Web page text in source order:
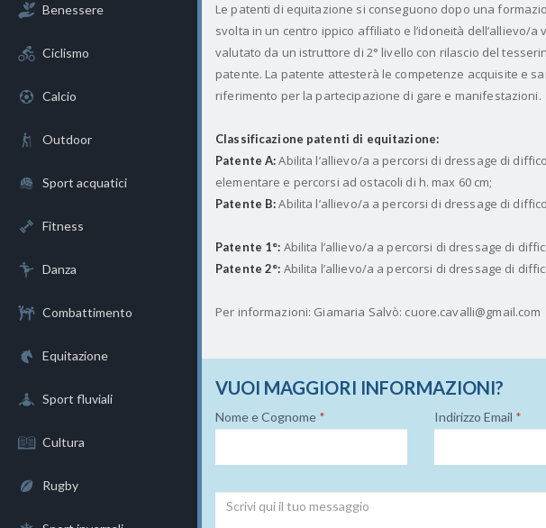
Benessere
Ciclismo
Calcio
Outdoor
Sport acquatici
Fitness
Danza
Combattimento
Equitazione
Sport fluviali
Cultura
Rugby
Le patenti di equitazione si conseguono dopo una
svolta in un centro ippico affiliato e l’idoneità dell’allievo/a
valutato da un istruttore di 2° livello con rilascio del
patente. La patente attesterà le competenze acquisite e
riferimento per la partecipazione di gare e manifestazioni.
Classificazione patenti di equitazione:
Patente A:Abilita l’allievo/a a percorsi di dressage di
elementare e percorsi ad ostacoli di h. max 60 cm;
Patente B:Abilita l’allievo/a a percorsi di dressage di
Patente 1°: Abilita l’allievo/a a percorsi di dressage di
Patente 2°: Abilita l’allievo/a a percorsi di dressage di
Per informazioni: Giamaria Salvò: cuore.cavalli@gmail.com
VUOI MAGGIORI INFORMAZIONI?
Nome e Cognome * Indirizzo Email *